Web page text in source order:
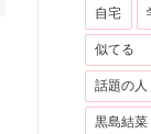
自宅
似てる
話題の人
黒島結菜